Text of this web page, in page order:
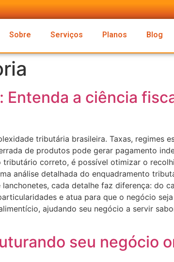
Sobre Serviços Planos Blog
Entenda a ciência
tributária brasileira. Taxas, regimes
de produtos pode gerar pagamento
correto, é possível otimizar o
análise detalhada do enquadramento
cada detalhe faz diferença: do
e atua para que o negócio
ajudando seu negócio a servir
seu negócio